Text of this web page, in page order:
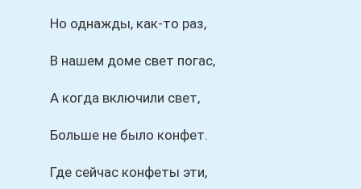
Но однажды, как-то раз,
В нашем доме свет погас,
А когда включили свет,
Больше не было конфет.
Где сейчас конфеты эти,